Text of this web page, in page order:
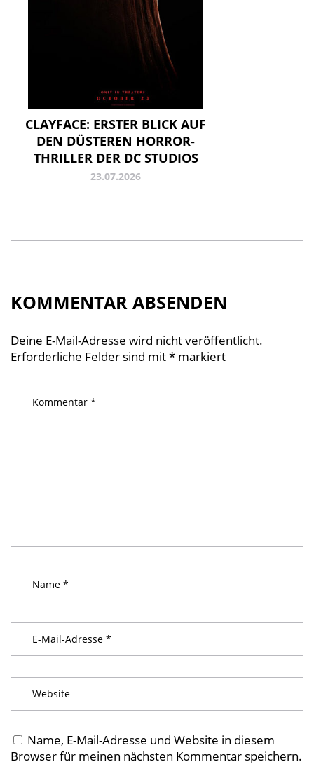
CLAYFACE: ERSTER BLICK AUF
DEN DÜSTEREN HORROR-
THRILLER DER DC STUDIOS
23.07.2026
KOMMENTAR ABSENDEN
Deine E-Mail-Adresse wird nicht veröffentlicht.
Erforderliche Felder sind mit* markiert
Name, E-Mail-Adresse und Website in diesem
Browser für meinen nächsten Kommentar speichern.